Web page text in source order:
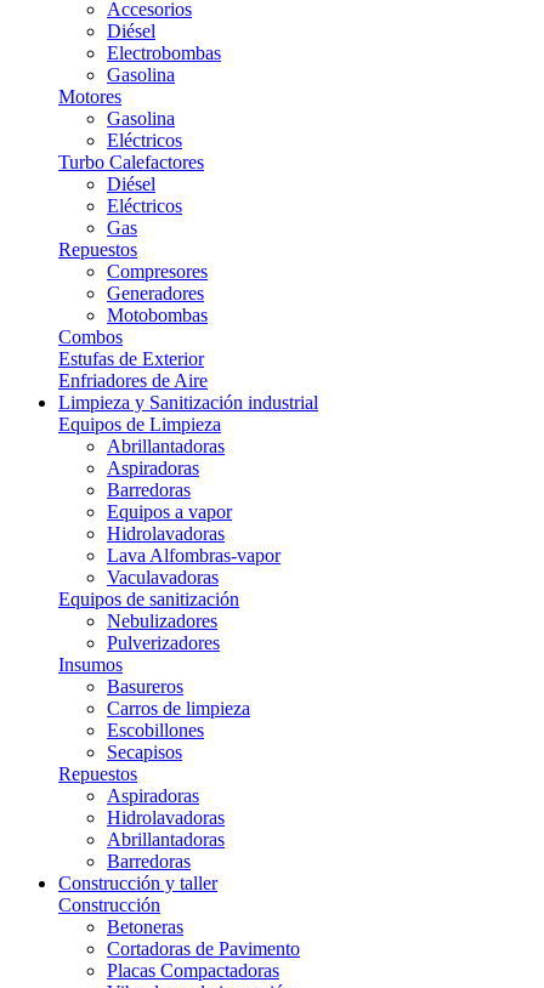
Accesorios
Diésel
Electrobombas
Gasolina
Motores
Gasolina
Eléctricos
Turbo Calefactores
Diésel
Eléctricos
Gas
Repuestos
Compresores
Generadores
Motobombas
Combos
Estufas de Exterior
Enfriadores de Aire
Limpieza y Sanitización industrial
Equipos de Limpieza
Abrillantadoras
Aspiradoras
Barredoras
Equipos a vapor
Hidrolavadoras
Lava Alfombras-vapor
Vaculavadoras
Equipos de sanitización
Nebulizadores
Pulverizadores
Insumos
Basureros
Carros de limpieza
Escobillones
Secapisos
Repuestos
Aspiradoras
Hidrolavadoras
Abrillantadoras
Barredoras
Construcción y taller
Construcción
Betoneras
Cortadoras de Pavimento
Placas Compactadoras